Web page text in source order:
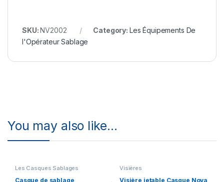
SKU:NV2002 Category: Les Équipements De
l'Opérateur Sablage
You may also like…
Les Casques Sablages
Casque de sablage
Visières
Visière jetable Casque Nova